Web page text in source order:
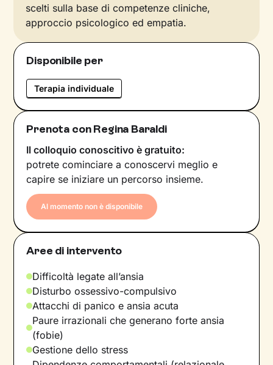
scelti sulla base di competenze cliniche,
approccio psicologico ed empatia.
Disponibile per
Terapia individuale
Prenota con Regina Baraldi
Il colloquio conoscitivo è gratuito:
potrete cominciare a conoscervi meglio e
capire se iniziare un percorso insieme.
Al momento non è disponibile
Aree di intervento
Difficoltà legate all’ansia
Disturbo ossessivo-compulsivo
Attacchi di panico e ansia acuta
Paure irrazionali che generano forte ansia
(fobie)
Gestione dello stress